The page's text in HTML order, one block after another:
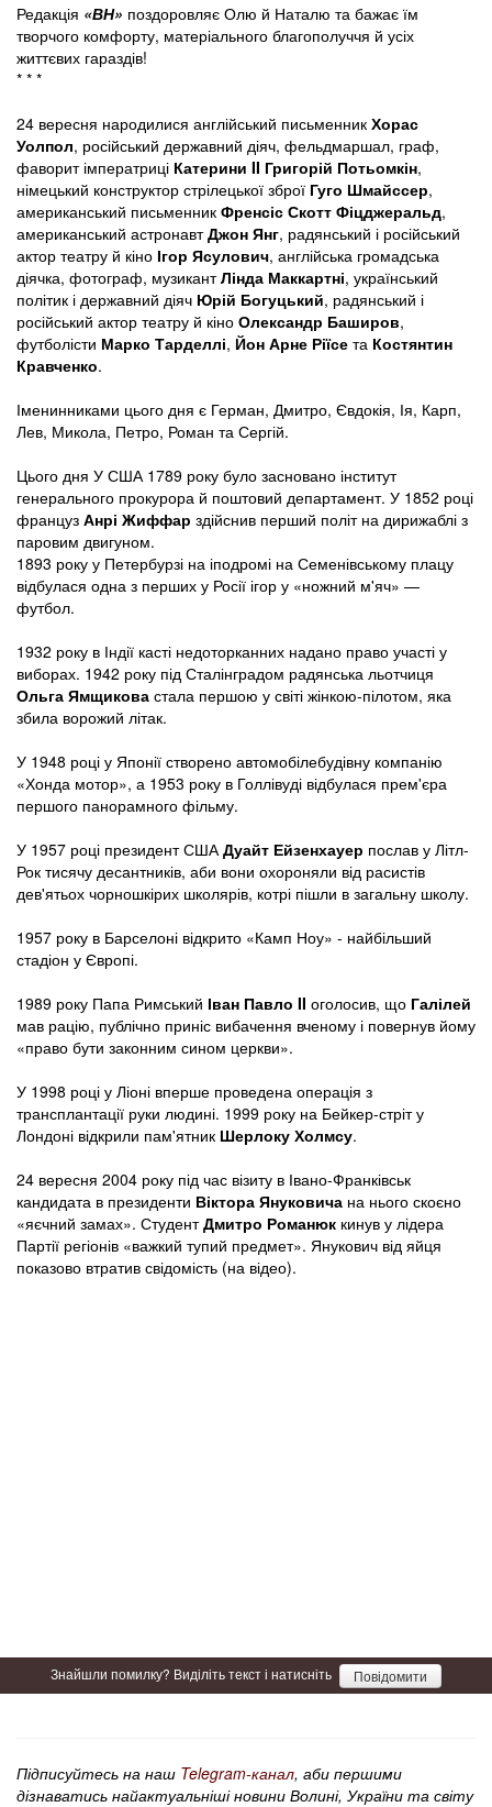
Редакція «ВН» поздоровляє Олю й Наталю та бажає їм
творчого комфорту, матеріального благополуччя й усіх
життєвих гараздів!
* * *
24 вересня народилися англійський письменник Хорас
Уолпол, російський державний діяч, фельдмаршал, граф,
фаворит імператриці Катерини II Григорій Потьомкін,
німецький конструктор стрілецької зброї Гуго Шмайссер,
американський письменник Френсіс Скотт Фіцджеральд,
американський астронавтДжон Янг, радянський і російський
актор театру й кіно Ігор Ясулович, англійська громадська
діячка, фотограф, музикантЛінда Маккартні, український
політик і державний діяч Юрій Богуцький, радянський і
російський актор театру й кіно Олександр Баширов,
футболісти Марко Тарделлі, Йон Арне Ріїсе та Костянтин
Кравченко.
Іменинниками цього дня є Герман, Дмитро, Євдокія, Ія, Карп,
Лев, Микола, Петро, Роман та Сергій.
Цього дня У США 1789 року було засновано інститут
генерального прокурора й поштовий департамент. У 1852 році
француз Анрі Жиффар здійснив перший політ на дирижаблі з
паровим двигуном.
1893 року у Петербурзі на іподромі на Семенівському плацу
відбулася одна з перших у Росії ігор у «ножний м'яч» —
футбол.
1932 року в Індії касті недоторканних надано право участі у
виборах. 1942 року під Сталінградом радянська льотчиця
Ольга Ямщикова стала першою у світі жінкою-пілотом, яка
збила ворожий літак.
У 1948 році у Японії створено автомобілебудівну компанію
«Хонда мотор», а 1953 року в Голлівуді відбулася прем'єра
першого панорамного фільму.
У 1957 році президент США Дуайт Ейзенхауер послав у Літл-
Рок тисячу десантників, аби вони охороняли від расистів
дев'ятьох чорношкірих школярів, котрі пішли в загальну школу.
1957 року в Барселоні відкрито «Камп Ноу» - найбільший
стадіон у Європі.
1989 року Папа Римський Іван Павло II оголосив, що Галілей
мав рацію, публічно приніс вибачення вченому і повернув йому
«право бути законним сином церкви».
У 1998 році у Ліоні вперше проведена операція з
трансплантації руки людині. 1999 року на Бейкер-стріт у
Лондоні відкрили пам'ятник Шерлоку Холмсу.
24 вересня 2004 року під час візиту в Івано-Франківськ
кандидата в президенти Віктора Януковича на нього скоєно
«яєчний замах». СтудентДмитро Романюк кинув у лідера
Партії регіонів «важкий тупий предмет». Янукович від яйця
показово втратив свідомість (на відео).
Знайшли помилку? Виділіть текст і натисніть Повідомити
Підписуйтесь на наш Telegram-канал, аби першими
дізнаватись найактуальніші новини Волині, України та світу